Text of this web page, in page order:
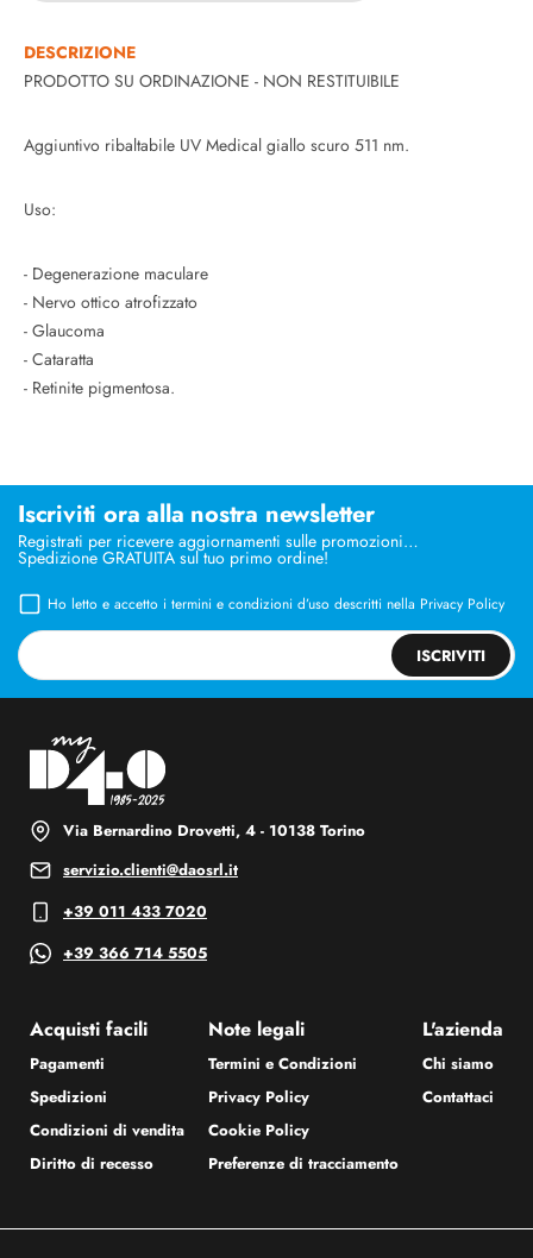
DESCRIZIONE
PRODOTTO SU ORDINAZIONE - NON RESTITUIBILE
Aggiuntivo ribaltabile UV Medical giallo scuro 511 nm.
Uso:
- Degenerazione maculare
- Nervo ottico atrofizzato
- Glaucoma
- Cataratta
- Retinite pigmentosa.
Iscriviti ora alla nostra newsletter
Registrati per ricevere aggiornamenti sulle promozioni…
Spedizione GRATUITA sul tuo primo ordine!
Ho letto e accetto i termini e condizioni d’uso descritti nella Privacy Policy
ISCRIVITI
Via Bernardino Drovetti, 4 - 10138 Torino
servizio.clienti@daosrl.it
+39 011 433 7020
+39 366 714 5505
Acquisti facili
Pagamenti
Spedizioni
Condizioni di vendita
Diritto di recesso
Note legali
Termini e Condizioni
Privacy Policy
Cookie Policy
Preferenze di tracciamento
L'azienda
Chi siamo
Contattaci